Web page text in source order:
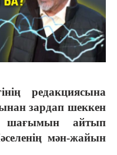
редакциясына
зардап шеккен
айтып
мән-жайын